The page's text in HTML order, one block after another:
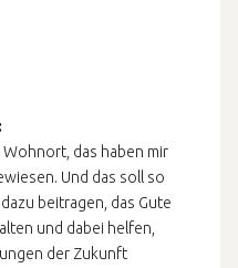
das haben mir
Und das soll so
beitragen, das Gute
und dabei helfen,
der Zukunft